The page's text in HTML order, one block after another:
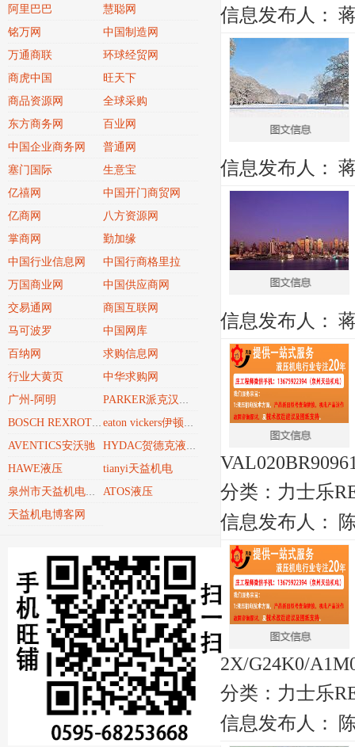
阿里巴巴
慧聪网
铭万网
中国制造网
万通商联
环球经贸网
商虎中国
旺天下
商品资源网
全球采购
东方商务网
百业网
中国企业商务网
普通网
塞门国际
生意宝
亿禧网
中国开门商贸网
亿商网
八方资源网
掌商网
勤加缘
中国行业信息网
中国行商格里拉
万国商业网
中国供应商网
交易通网
商国互联网
马可波罗
中国网库
百纳网
求购信息网
行业大黄页
中华求购网
广州-阿明
PARKER派克汉尼汾
BOSCH REXROTH博世力士乐REXROTH eaton vickers伊顿威格士
AVENTICS安沃驰 HYDAC贺德克液压技术
HAWE液压 tianyi天益机电
泉州市天益机电贸易有限公司
ATOS液压
天益机电博客网
信息发布人：
信息发布人：
信息发布人：
分类： 力士乐
信息发布人：
2X/G24K0/
分类： 力士乐
信息发布人：